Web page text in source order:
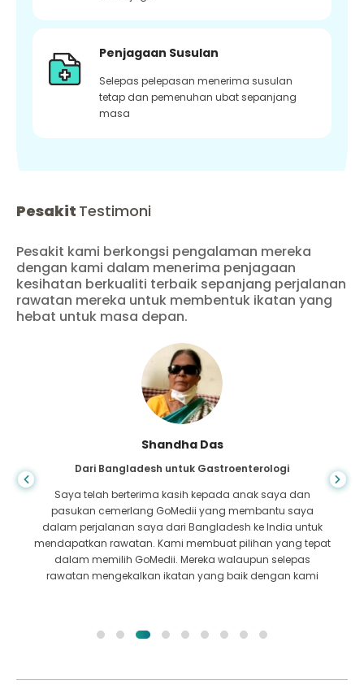
Penjagaan Susulan
Selepas pelepasan menerima susulan
tetap dan pemenuhan ubat sepanjang
masa
Pesakit Testimoni
Pesakit kami berkongsi pengalaman mereka
dengan kami dalam menerima penjagaan
kesihatan berkualiti terbaik sepanjang perjalanan
rawatan mereka untuk membentuk ikatan yang
hebat untuk masa depan.
Shandha Das
Dari Bangladesh untuk Gastroenterologi
Saya telah berterima kasih kepada anak saya dan
pasukan cemerlang GoMedii yang membantu saya
dalam perjalanan saya dari Bangladesh ke India untuk
mendapatkan rawatan. Kami membuat pilihan yang tepat
dalam memilih GoMedii. Mereka walaupun selepas
rawatan mengekalkan ikatan yang baik dengan kami